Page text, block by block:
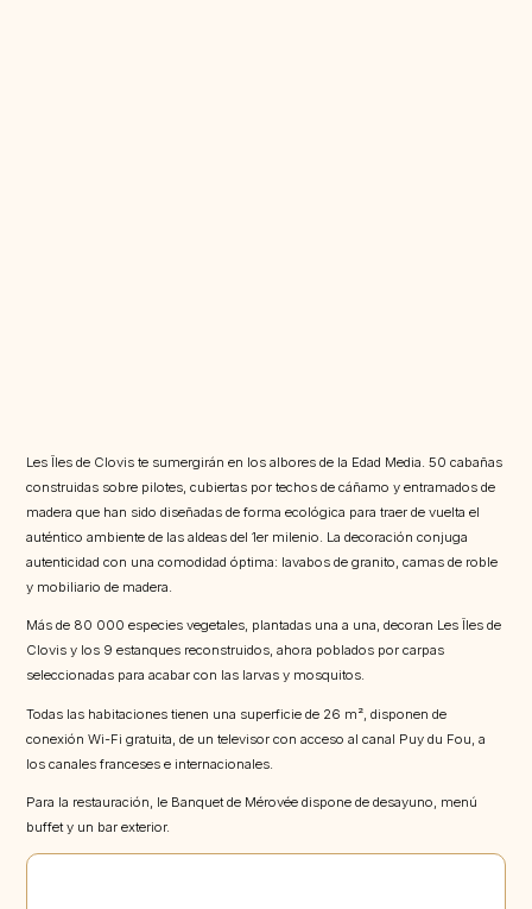
Les Îles de Clovis te sumergirán en los albores de la Edad Media. 50 cabañas
construidas sobre pilotes, cubiertas por techos de cáñamo y entramados de
madera que han sido diseñadas de forma ecológica para traer de vuelta el
auténtico ambiente de las aldeas del 1er milenio. La decoración conjuga
autenticidad con una comodidad óptima: lavabos de granito, camas de roble
y mobiliario de madera.
Más de 80 000 especies vegetales, plantadas una a una, decoran Les Îles de
Clovis y los 9 estanques reconstruidos, ahora poblados por carpas
seleccionadas para acabar con las larvas y mosquitos.
Todas las habitaciones tienen una superficie de 26 m², disponen de
conexión Wi-Fi gratuita, de un televisor con acceso al canal Puy du Fou, a
los canales franceses e internacionales.
Para la restauración, le Banquet de Mérovée dispone de desayuno, menú
buffet y un bar exterior.